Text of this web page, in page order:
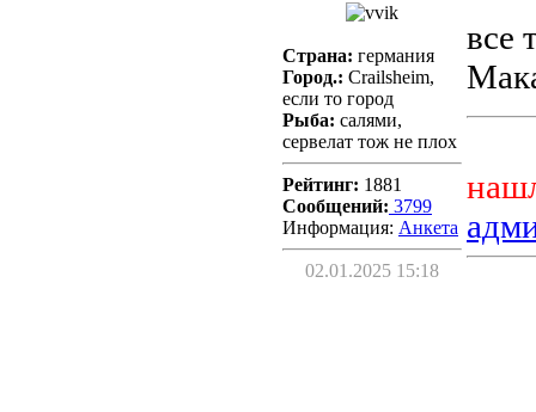
Страна: германия
Город.: Crailsheim,
если то город
Рыба: салями,
сервелат тож не плох
Рейтинг: 1881
Сообщений: 3799
Информация: Aнкета
02.01.2025 15:18
все